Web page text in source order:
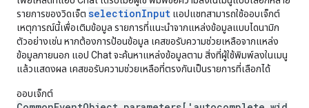
รายการของวิดเจ็ต selectionInput แอปแชทสามารถใช้ออบเจ็กต์
เหตุการณ์นี้เพื่อเติมข้อมูล รายการที่แนะนำจากแหล่งข้อมูลแบบไดนามิก
ตัวอย่างเช่น หากต้องการป้อนข้อมูล เคสขอรับความช่วยเหลือจากแหล่ง
ข้อมูลภายนอก แอป Chat จะค้นหาแหล่งข้อมูลตาม สิ่งที่ผู้ใช้พิมพ์ลงในเมนู
แล้วแสดงผล เคสขอรับความช่วยเหลือที่ตรงกันเป็นรายการที่เลือกได้
ออบเจ็กต์